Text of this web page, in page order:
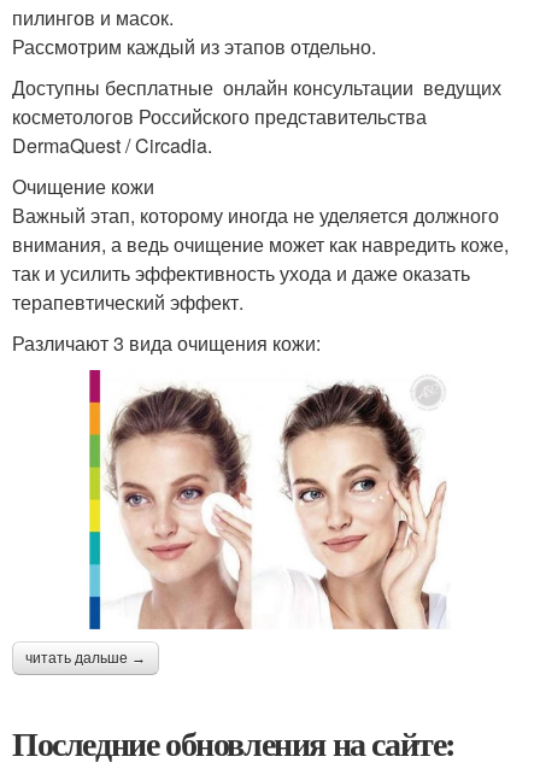
пилингов и масок.
Рассмотрим каждый из этапов отдельно.
Доступны бесплатные онлайн консультации ведущих
косметологов Российского представительства
DermaQuest / Circadia.
Очищение кожи
Важный этап, которому иногда не уделяется должного
внимания, а ведь очищение может как навредить коже,
так и усилить эффективность ухода и даже оказать
терапевтический эффект.
Различают 3 вида очищения кожи:
читать дальше →
Последние обновления на сайте: